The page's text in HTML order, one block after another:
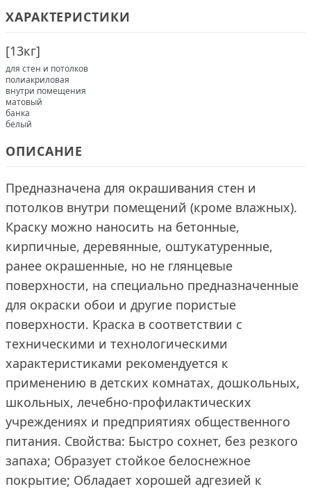
ХАРАКТЕРИСТИКИ
[13кг]
для стен и потолков
полиакриловая
внутри помещения
матовый
банка
белый
ОПИСАНИЕ
Предназначена для окрашивания стен и
потолков внутри помещений (кроме влажных).
Краску можно наносить на бетонные,
кирпичные, деревянные, оштукатуренные,
ранее окрашенные, но не глянцевые
поверхности, на специально предназначенные
для окраски обои и другие пористые
поверхности. Краска в соответствии с
техническими и технологическими
характеристиками рекомендуется к
применению в детских комнатах, дошкольных,
школьных, лечебно-профилактических
учреждениях и предприятиях общественного
питания. Свойства: Быстро сохнет, без резкого
запаха; Образует стойкое белоснежное
покрытие; Обладает хорошей адгезией к